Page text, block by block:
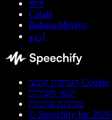
বাংলা
Català
Bahasa Melayu
اردو
העדפות קובצי Cookie
תנאי השירות
מדיניות פרטיות
© Speechify Inc 2026